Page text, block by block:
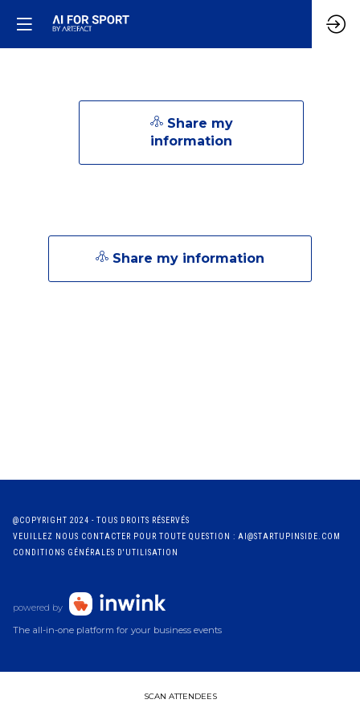
Share my
information
Share my information
@COPYRIGHT 2024 - TOUS DROITS RÉSERVÉS
VEUILLEZ NOUS CONTACTER POUR TOUTE QUESTION : AI@STARTUPINSIDE.COM
CONDITIONS GÉNÉRALES D'UTILISATION
powered by
The all-in-one platform for your business events
SCAN ATTENDEES